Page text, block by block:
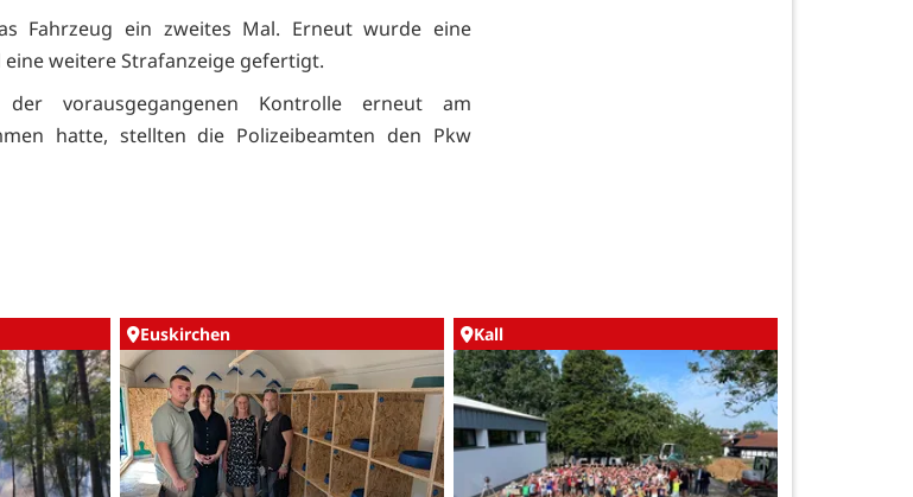
Fahrzeug ein zweites Mal. Erneut wurde eine
weitere Strafanzeige gefertigt.
vorausgegangenen Kontrolle erneut am
hatte, stellten die Polizeibeamten den Pkw
Euskirchen Kall